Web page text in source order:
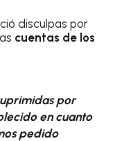
disculpas por
cuentas de los
por
en cuanto
pedido